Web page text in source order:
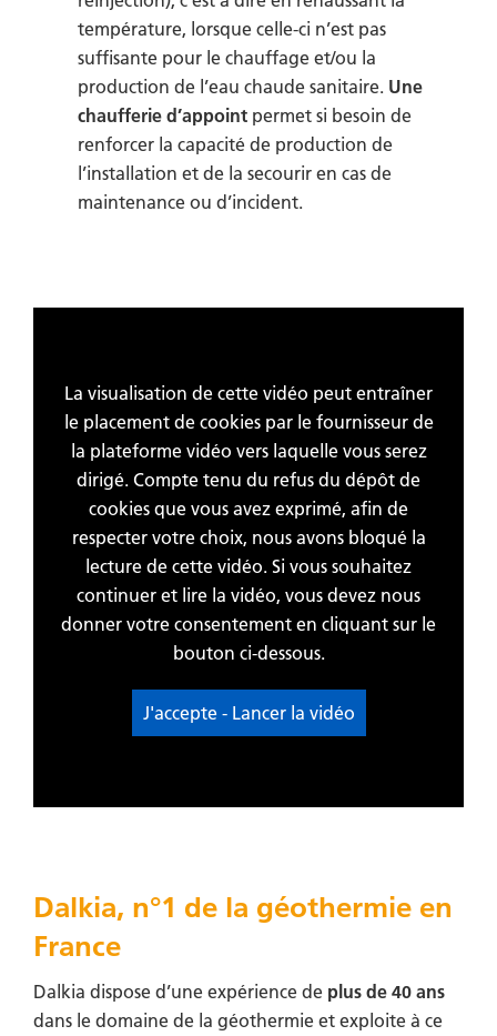
température, lorsque celle-ci n’est pas
suffisante pour le chauffage et/ou la
production de l’eau chaude sanitaire. Une
chaufferie d’appoint permet si besoin de
renforcer la capacité de production de
l’installation et de la secourir en cas de
maintenance ou d’incident.
La visualisation de cette vidéo peut entraîner
le placement de cookies par le fournisseur de
la plateforme vidéo vers laquelle vous serez
dirigé. Compte tenu du refus du dépôt de
cookies que vous avez exprimé, afin de
respecter votre choix, nous avons bloqué la
lecture de cette vidéo. Si vous souhaitez
continuer et lire la vidéo, vous devez nous
donner votre consentement en cliquant sur le
bouton ci-dessous.
J'accepte - Lancer la vidéo
Dalkia, n°1 de la géothermie en
France
Dalkia dispose d’une expérience de plus de 40 ans
dans le domaine de la géothermie et exploite à ce